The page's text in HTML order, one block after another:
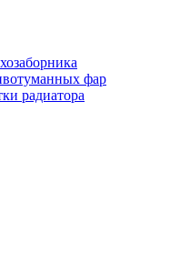
фар
радиатора